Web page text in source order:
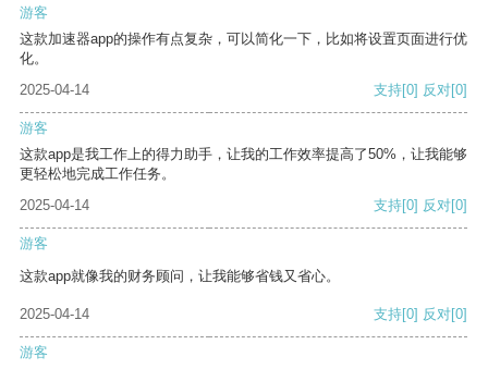
游客
这款加速器app的操作有点复杂，可以简化一下，比如将设置页面进行优
化。
2025-04-14
支持[0] 反对[0]
游客
这款app是我工作上的得力助手，让我的工作效率提高了50%，让我能够
更轻松地完成工作任务。
2025-04-14
支持[0] 反对[0]
游客
这款app就像我的财务顾问，让我能够省钱又省心。
2025-04-14 支持[0] 反对[0]
游客